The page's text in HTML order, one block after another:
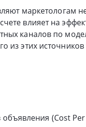
маркетологам
влияет на
каналов по
из этих источников
(Cost